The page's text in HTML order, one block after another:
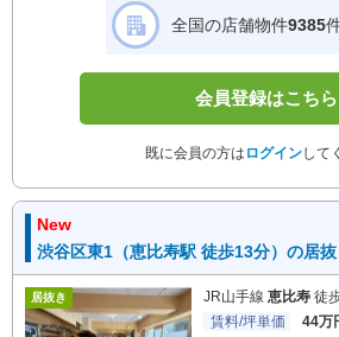
全国の店舗物件9385
会員登録はこちら
既に会員の方は ログインして
New
渋谷区東1（恵比寿駅 徒歩13分）の居
居抜き JR山手線 恵比寿 徒
賃料/坪単価
44万